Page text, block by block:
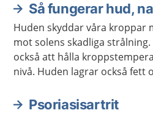
Så fungerar hud,
Huden skyddar våra kroppar
mot solens skadliga
också att hålla
nivå. Huden lagrar också fett
Psoriasisartrit